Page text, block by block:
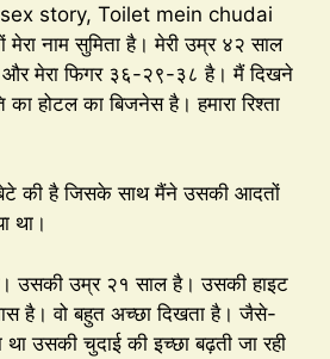
story, Toilet mein chudai
नाम सुमिता है। मेरी उम्र ४२ साल
और मेरा फिगर ३६-२९-३८ है। मैं दिखने
होटल का बिजनेस है। हमारा रिश्ता
की है जिसके साथ मैंने उसकी आदतों
था।
उसकी उम्र २१ साल है। उसकी हाइट
है। वो बहुत अच्छा दिखता है। जैसे-
था उसकी चुदाई की इच्छा बढ़ती जा रही